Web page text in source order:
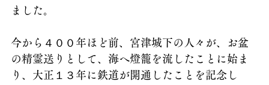
ました。
今から４００年ほど前、宮津城下の人々が、お盆
の精霊送りとして、海へ燈籠を流したことに始ま
り、大正１３年に鉄道が開通したことを記念し